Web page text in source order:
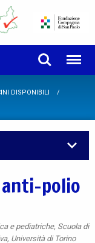
DISPONIBILI
polio
e pediatriche, Scuola di
Università di Torino